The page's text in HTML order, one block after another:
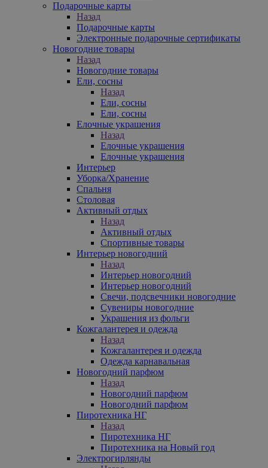
Подарочные карты
Назад
Подарочные карты
Электронные подарочные сертификаты
Новогодние товары
Назад
Новогодние товары
Ели, сосны
Назад
Ели, сосны
Ели, сосны
Елочные украшения
Назад
Елочные украшения
Елочные украшения
Интерьер
Уборка/Хранение
Спальня
Столовая
Активный отдых
Назад
Активный отдых
Спортивные товары
Интерьер новогодний
Назад
Интерьер новогодний
Интерьер новогодний
Свечи, подсвечники новогодние
Сувениры новогодние
Украшения из фольги
Кожгалантерея и одежда
Назад
Кожгалантерея и одежда
Одежда карнавальная
Новогодний парфюм
Назад
Новогодний парфюм
Новогодний парфюм
Пиротехника НГ
Назад
Пиротехника НГ
Пиротехника на Новый год
Электрогирлянды